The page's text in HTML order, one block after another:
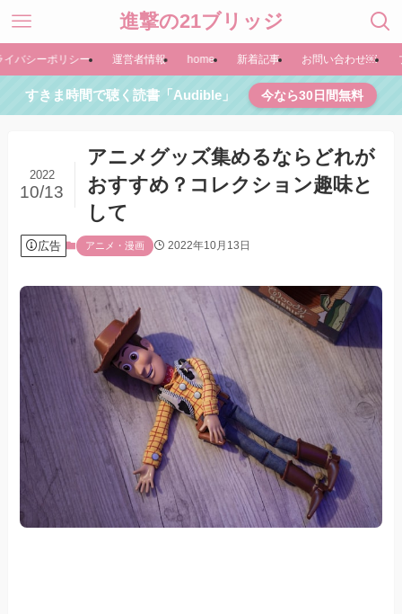
進撃の21ブリッジ
イバシーポリシー 運営者情報 home 新着記事 お問い合わせ￼
すきま時間で聴く読書「Audible」 今なら30日間無料
アニメグッズ集めるならどれが
おすすめ？コレクション趣味と
して
2022
10/13
広告 アニメ・漫画 2022年10月13日